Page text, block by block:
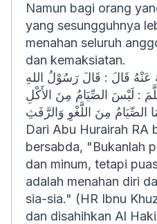
Namun bagi orang
yang sesungguhnya
menahan seluruh
dan kemaksiatan.
قَالَ : قَالَ رَسُوْلُ اللهِ
: لَيْسَ الصِّيَامُ مِنَ الأَكْلِ
Dari Abu Hurairah RA
bersabda, "Bukanlah
dan minum, tetapi
adalah menahan diri
sia-sia." (HR Ibnu
dan disahihkan Al